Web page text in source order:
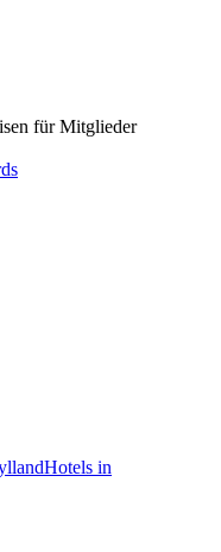
für Mitglieder
Hotels in